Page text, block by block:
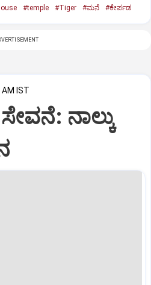
#temple #Tiger #ಮನೆ #ಕೇರ್ಪಡ
AM IST
ನಾಲ್ಕು